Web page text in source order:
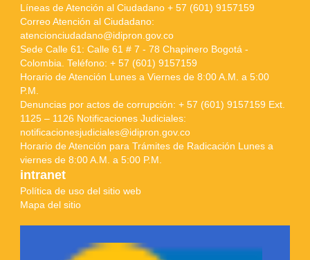
Líneas de Atención al Ciudadano + 57 (601) 9157159
Correo Atención al Ciudadano:
atencionciudadano@idipron.gov.co
Sede Calle 61: Calle 61 # 7 - 78 Chapinero Bogotá -
Colombia. Teléfono: + 57 (601) 9157159
Horario de Atención Lunes a Viernes de 8:00 A.M. a 5:00
P.M.
Denuncias por actos de corrupción: + 57 (601) 9157159 Ext.
1125 – 1126 Notificaciones Judiciales:
notificacionesjudiciales@idipron.gov.co
Horario de Atención para Trámites de Radicación Lunes a
viernes de 8:00 A.M. a 5:00 P.M.
intranet
Política de uso del sitio web
Mapa del sitio